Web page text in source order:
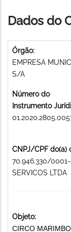
Dados do
Órgão:
EMPRESA
S/A
Número do
Instrumento
CNPJ/CPF do(a)
70.946.330/0001-
SERVICOS LTDA
Objeto:
CIRCO